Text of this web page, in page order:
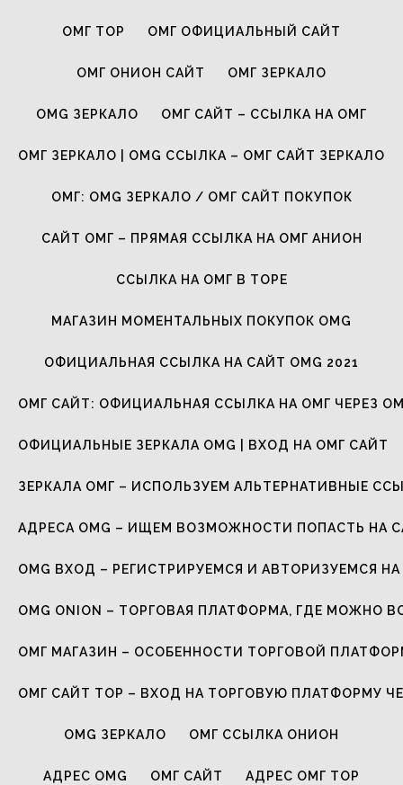
ОМГ ТОР ОМГ ОФИЦИАЛЬНЫЙ САЙТ
ОМГ ОНИОН САЙТ ОМГ ЗЕРКАЛО
OMG ЗЕРКАЛО ОМГ САЙТ – ССЫЛКА НА ОМГ
ОМГ ЗЕРКАЛО | OMG ССЫЛКА – ОМГ САЙТ ЗЕРКАЛО
ОМГ: OMG ЗЕРКАЛО / ОМГ САЙТ ПОКУПОК
САЙТ ОМГ – ПРЯМАЯ ССЫЛКА НА ОМГ АНИОН
ССЫЛКА НА ОМГ В ТОРЕ
МАГАЗИН МОМЕНТАЛЬНЫХ ПОКУПОК OMG
ОФИЦИАЛЬНАЯ ССЫЛКА НА САЙТ OMG 2021
ОМГ САЙТ: ОФИЦИАЛЬНАЯ ССЫЛКА НА ОМГ ЧЕРЕЗ
ОФИЦИАЛЬНЫЕ ЗЕРКАЛА OMG | ВХОД НА ОМГ САЙТ
ЗЕРКАЛА ОМГ – ИСПОЛЬЗУЕМ АЛЬТЕРНАТИВНЫЕ
АДРЕСА OMG – ИЩЕМ ВОЗМОЖНОСТИ ПОПАСТЬ НА
OMG ВХОД – РЕГИСТРИРУЕМСЯ И АВТОРИЗУЕМСЯ
OMG ONION – ТОРГОВАЯ ПЛАТФОРМА, ГДЕ МОЖНО
ОМГ МАГАЗИН – ОСОБЕННОСТИ ТОРГОВОЙ
ОМГ САЙТ ТОР – ВХОД НА ТОРГОВУЮ ПЛАТФОРМУ
OMG ЗЕРКАЛО ОМГ ССЫЛКА ОНИОН
АДРЕС OMG ОМГ САЙТ АДРЕС ОМГ ТОР